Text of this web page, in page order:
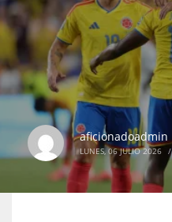
aficionadoadmin
LUNES, 06 JULIO 2026 /